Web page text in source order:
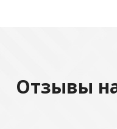
Отзывы